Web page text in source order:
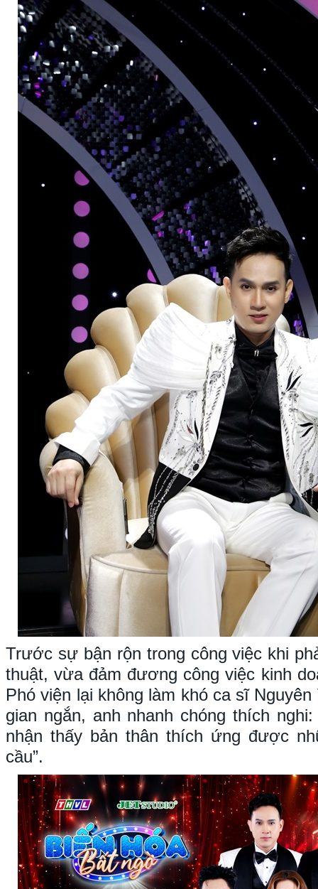
Trước sự bận rộn trong công việc khi
thuật, vừa đảm đương công việc kinh
Phó viện lại không làm khó ca sĩ
gian ngắn, anh nhanh chóng thích
nhận thấy bản thân thích ứng được
cầu”.